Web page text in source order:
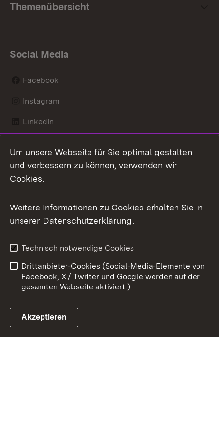
Themenübersicht
Social Media
Facebook
Instagram
LinkedIn
X / Twitter
Youtube
Link zum Landesportal
Kontakt
Datenschutz
Barrierefreiheit
Impressum
Cookies
Um unsere Webseite für Sie optimal gestalten
und verbessern zu können, verwenden wir
Cookies.
Weitere Informationen zu Cookies erhalten Sie in
unserer Datenschutzerklärung.
Technisch notwendige Cookies
Drittanbieter-Cookies (Social-Media-Elemente von
Facebook, X / Twitter und Google werden auf der
gesamten Webseite aktiviert.)
Akzeptieren